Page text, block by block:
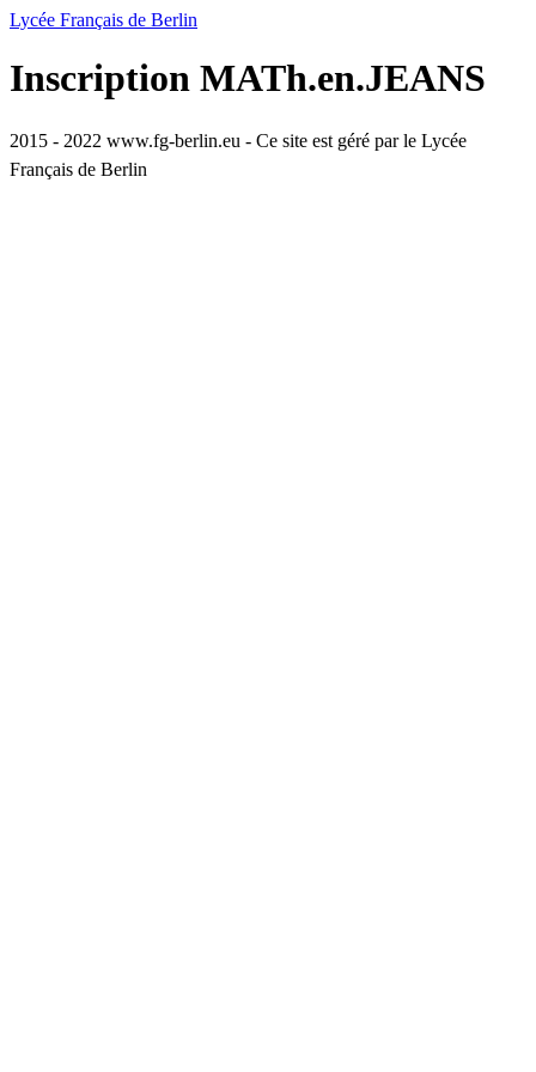
Lycée Français de Berlin
Inscription MATh.en.JEANS
2015 - 2022 www.fg-berlin.eu - Ce site est géré par le Lycée
Français de Berlin